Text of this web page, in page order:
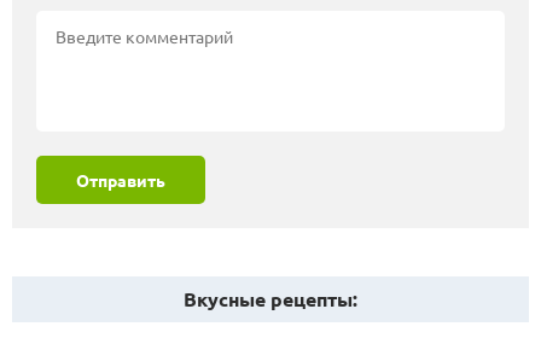
Отправить
Вкусные рецепты: